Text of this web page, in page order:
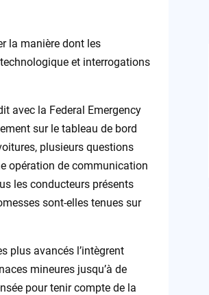
la manière dont les
et interrogations
avec la Federal Emergency
sur le tableau de bord
plusieurs questions
opération de communication
les conducteurs présents
sont-elles tenues sur
plus avancés l’intègrent
mineures jusqu’à de
pour tenir compte de la